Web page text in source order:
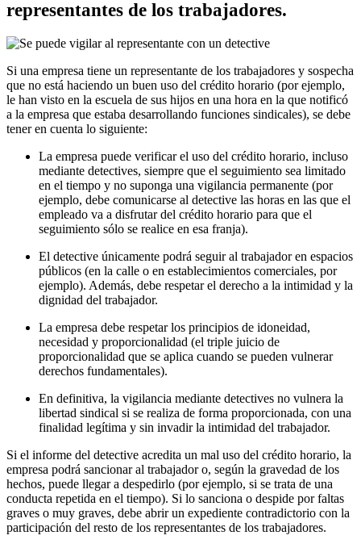
representantes de los trabajadores.
Si una empresa tiene un representante de los trabajadores y sospecha
que no está haciendo un buen uso del crédito horario (por ejemplo,
le han visto en la escuela de sus hijos en una hora en la que notificó
a la empresa que estaba desarrollando funciones sindicales), se debe
tener en cuenta lo siguiente:
La empresa puede verificar el uso del crédito horario, incluso
mediante detectives, siempre que el seguimiento sea limitado
en el tiempo y no suponga una vigilancia permanente (por
ejemplo, debe comunicarse al detective las horas en las que el
empleado va a disfrutar del crédito horario para que el
seguimiento sólo se realice en esa franja).
El detective únicamente podrá seguir al trabajador en espacios
públicos (en la calle o en establecimientos comerciales, por
ejemplo). Además, debe respetar el derecho a la intimidad y la
dignidad del trabajador.
La empresa debe respetar los principios de idoneidad,
necesidad y proporcionalidad (el triple juicio de
proporcionalidad que se aplica cuando se pueden vulnerar
derechos fundamentales).
En definitiva, la vigilancia mediante detectives no vulnera la
libertad sindical si se realiza de forma proporcionada, con una
finalidad legítima y sin invadir la intimidad del trabajador.
Si el informe del detective acredita un mal uso del crédito horario, la
empresa podrá sancionar al trabajador o, según la gravedad de los
hechos, puede llegar a despedirlo (por ejemplo, si se trata de una
conducta repetida en el tiempo). Si lo sanciona o despide por faltas
graves o muy graves, debe abrir un expediente contradictorio con la
participación del resto de los representantes de los trabajadores.